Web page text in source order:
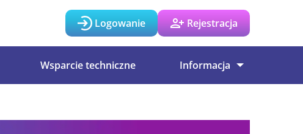
Logowanie Rejestracja
Wsparcie techniczne Informacja